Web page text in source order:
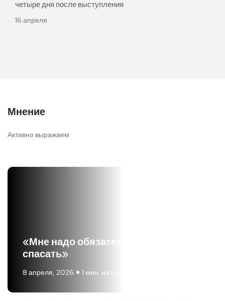
регионом в стране. И все
30 апреля
Мнение
Активно выражаем
«Мне надо обязательно кого-то
спасать»
8 апреля, 2026 1 мин. на чтение